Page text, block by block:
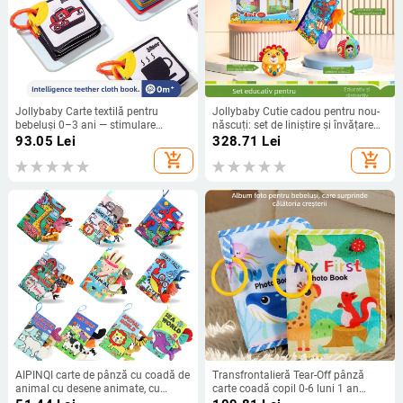
Jollybaby Carte textilă pentru
bebeluși 0–3 ani — stimulare
vizuală, dezvoltare cognitivă și
coordonare mână-ochi, educație
timpurie
93.05 Lei
add_shopping_cart
Jollybaby Cutie cadou pentru nou-
născuți: set de liniștire și învățare
timpurie cu carte din material textil,
zornăitoare și jucării pentru sugari
0–6 luni
328.71 Lei
add_shopping_cart
AIPINQI carte de pânză cu coadă de
animal cu desene animate, cu
Transfrontalieră Tear-Off pânză
carte coadă copil 0-6 luni 1 an